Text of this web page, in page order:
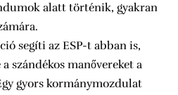
alatt történik, gyakran
segíti az ESP-t abban is,
szándékos manővereket a
gyors kormánymozdulat